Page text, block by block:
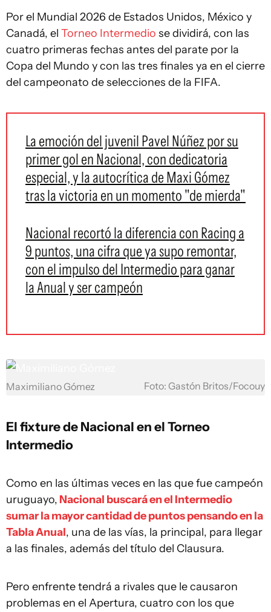
Por el Mundial 2026 de Estados Unidos, México y
Canadá, el Torneo Intermedio se dividirá, con las
cuatro primeras fechas antes del parate por la
Copa del Mundo y con las tres finales ya en el cierre
del campeonato de selecciones de la FIFA.
La emoción del juvenil Pavel Núñez por su
primer gol en Nacional, con dedicatoria
especial, y la autocrítica de Maxi Gómez
tras la victoria en un momento "de mierda"
Nacional recortó la diferencia con Racing a
9 puntos, una cifra que ya supo remontar,
con el impulso del Intermedio para ganar
la Anual y ser campeón
Maximiliano Gómez Foto: Gastón Britos/Focouy
El fixture de Nacional en el Torneo
Intermedio
Como en las últimas veces en las que fue campeón
uruguayo, Nacional buscará en el Intermedio
sumar la mayor cantidad de puntos pensando en la
Tabla Anual, una de las vías, la principal, para llegar
a las finales, además del título del Clausura.
Pero enfrente tendrá a rivales que le causaron
problemas en el Apertura, cuatro con los que